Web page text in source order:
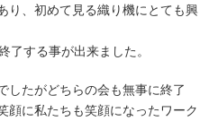
り、初めて見る織り機にとても興
了する事が出来ました。
したがどちらの会も無事に終了
顔に私たちも笑顔になったワーク